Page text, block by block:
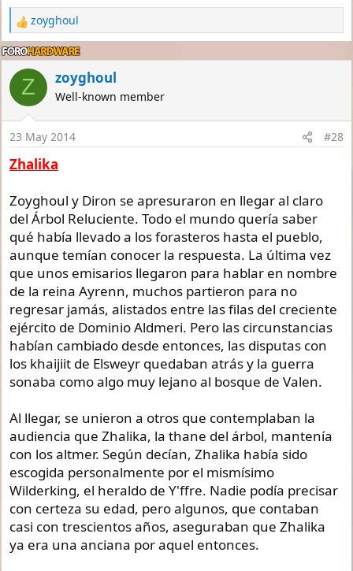
R
e
a
c
i
n
s
:
zoyghoul
Z zoyghoul
Well-known member
23 May 2014 #28
Zhalika
Zoyghoul y Diron se apresuraron en llegar al claro
del Árbol Reluciente. Todo el mundo quería saber
qué había llevado a los forasteros hasta el pueblo,
aunque temían conocer la respuesta. La última vez
que unos emisarios llegaron para hablar en nombre
de la reina Ayrenn, muchos partieron para no
regresar jamás, alistados entre las filas del creciente
ejército de Dominio Aldmeri. Pero las circunstancias
habían cambiado desde entonces, las disputas con
los khaijiit de Elsweyr quedaban atrás y la guerra
sonaba como algo muy lejano al bosque de Valen.
Al llegar, se unieron a otros que contemplaban la
audiencia que Zhalika, la thane del árbol, mantenía
con los altmer. Según decían, Zhalika había sido
escogida personalmente por el mismísimo
Wilderking, el heraldo de Y'ffre. Nadie podía precisar
con certeza su edad, pero algunos, que contaban
casi con trescientos años, aseguraban que Zhalika
ya era una anciana por aquel entonces.